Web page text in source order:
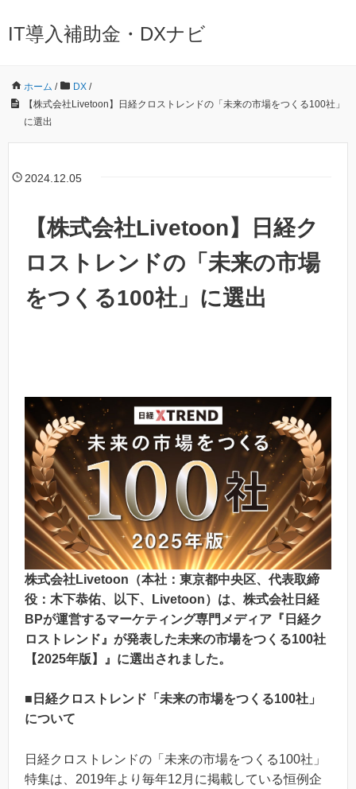
IT導入補助金・DXナビ
ホーム / DX /
【株式会社Livetoon】日経クロストレンドの「未来の市場をつくる100社」
に選出
2024.12.05
【株式会社Livetoon】日経ク
ロストレンドの「未来の市場
をつくる100社」に選出
株式会社Livetoon（本社：東京都中央区、代表取締
役：木下恭佑、以下、Livetoon）は、株式会社日経
BPが運営するマーケティング専門メディア『日経ク
ロストレンド』が発表した未来の市場をつくる100社
【2025年版】』に選出されました。
■日経クロストレンド「未来の市場をつくる100社」
について
日経クロストレンドの「未来の市場をつくる100社」
特集は、2019年より毎年12月に掲載している恒例企